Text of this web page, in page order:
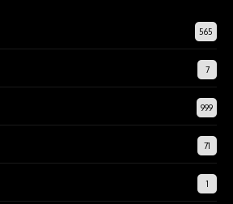
565
7
999
71
1